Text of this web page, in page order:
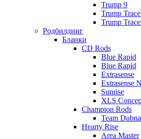
Trump 9
Trump
Trump
Родбилдинг
Бланки
CD Rods
Blue Rapid
Blue Rapid
Extrasense
Extrasense
Sunrise
XLS
Champion Rods
Team Dubna
Hearty Rise
Area Master